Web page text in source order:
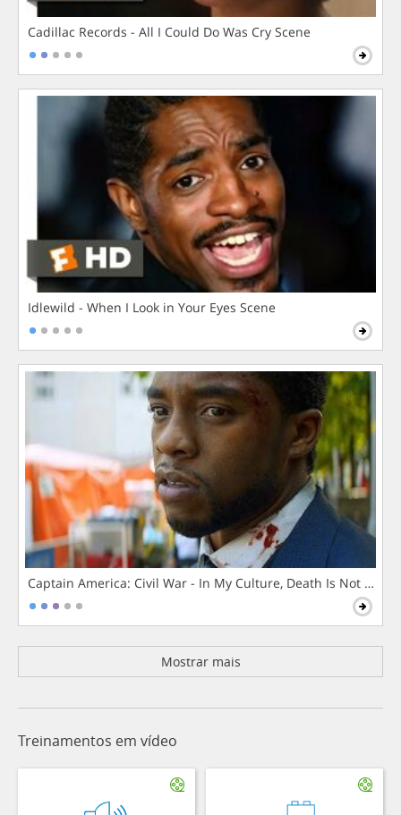
Cadillac Records - All I Could Do Was Cry Scene
Idlewild - When I Look in Your Eyes Scene
Captain America: Civil War - In My Culture, Death Is Not The
Mostrar mais
Treinamentos em vídeo